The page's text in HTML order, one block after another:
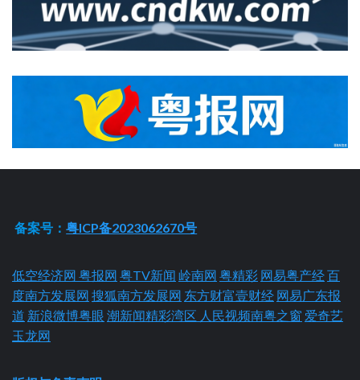
备案号：粤ICP备2023062670号
低空经济网 粤报网 粤TV新闻 岭南网 粤精彩 网易粤产经百
度南方发展网 搜狐南方发展网 东方财富壹财经 网易广东报
道 新浪微博粤眼 潮新闻精彩湾区 人民视频南粤之窗 爱奇艺
玉龙网